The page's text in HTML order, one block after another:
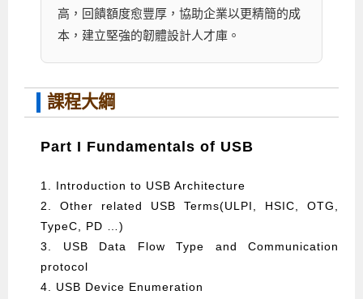
高，回饋額度愈豐厚，協助企業以更精簡的成
本，建立堅強的韌體設計人才庫。
課程大綱
Part I Fundamentals of USB
1. Introduction to USB Architecture
2. Other related USB Terms(ULPI, HSIC, OTG,
TypeC, PD …)
3. USB Data Flow Type and Communication
protocol
4. USB Device Enumeration